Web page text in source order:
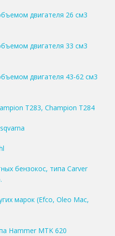
двигателя 26 см3
двигателя 33 см3
двигателя 43-62 см3
T283, Champion T284
бензокос, типа Carver
марок (Efco, Oleo Mac,
Hammer MTK 620